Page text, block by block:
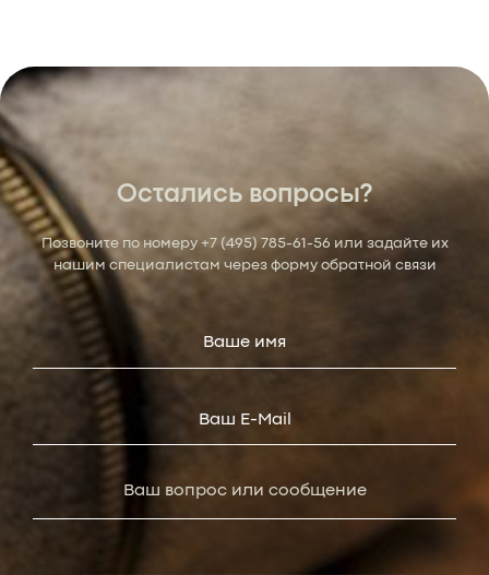
Остались вопросы?
Позвоните по номеру +7 (495) 785-61-56 или задайте их
нашим специалистам через форму обратной связи